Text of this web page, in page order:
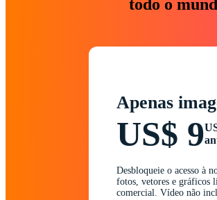
todo o
Apenas
US$ 9
Desbloqueie o acesso à
fotos, vetores e gráficos
comercial. Vídeo não